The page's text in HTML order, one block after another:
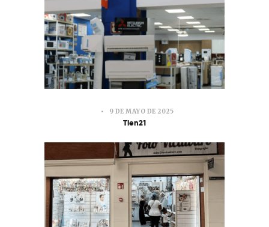
9 DE MAYO DE 2025
Tien21